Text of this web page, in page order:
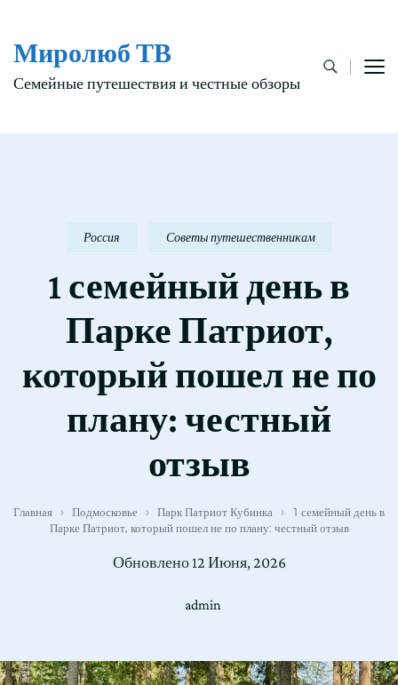
Миролюб ТВ
Семейные путешествия и честные обзоры
Россия Советы путешественникам
1 семейный день в
Парке Патриот,
который пошел не по
плану: честный
отзыв
Главная › Подмосковье › Парк Патриот Кубинка ›
1 семейный день в
Парке Патриот, который пошел не по плану: честный отзыв
Обновлено 12 Июня, 2026
admin